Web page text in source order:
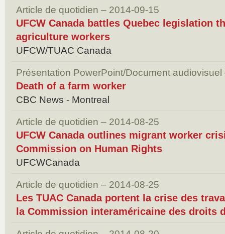
Article de quotidien – 2014-09-15
UFCW Canada battles Quebec legislation
agriculture workers
UFCW/TUAC Canada
Présentation PowerPoint/Document
Death of a farm worker
CBC News - Montreal
Article de quotidien – 2014-08-25
UFCW Canada outlines migrant worker
Commission on Human Rights
UFCWCanada
Article de quotidien – 2014-08-25
Les TUAC Canada portent la crise des
la Commission interaméricaine des droits